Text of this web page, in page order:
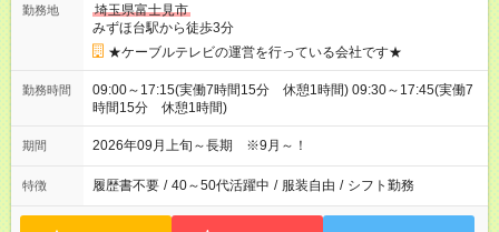
勤務地
埼玉県富士見市
みずほ台駅から徒歩3分
★ケーブルテレビの運営を行っている会社です★
勤務時間
09:00～17:15(実働7時間15分 休憩1時間) 09:30～17:45(実働7
時間15分 休憩1時間)
期間 2026年09月上旬～長期 ※9月～！
特徴 履歴書不要 / 40～50代活躍中 / 服装自由 / シフト勤務